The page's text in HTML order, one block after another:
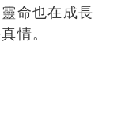
命也在成長
情。